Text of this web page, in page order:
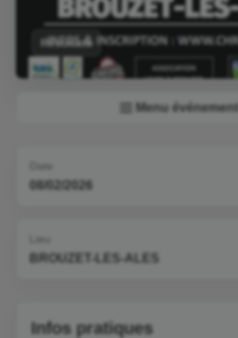
Résultats
Menu événement
08/02/2026
BROUZET-LES-ALES
Infos pratiques